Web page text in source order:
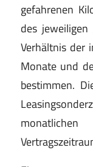
gefahrenen
des
Verhältnis der
Monate und
bestimmen.